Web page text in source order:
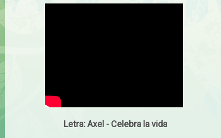
Letra: Axel - Celebra la vida